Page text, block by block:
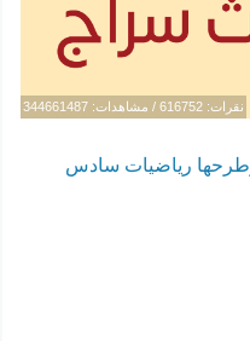
نقرات: 616752 / مشاهدات: 344661487
رياضيات سادس